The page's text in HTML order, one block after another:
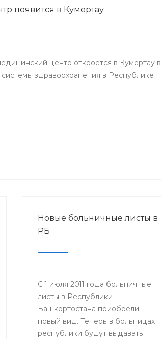
появится в Кумертау
центр откроется в Кумертау в
здравоохранения в Республике
Новые больничные листы в
РБ
С 1 июля 2011 года больничные
листы в Республики
Башкортостана приобрели
новый вид. Теперь в больницах
республики будут выдавать